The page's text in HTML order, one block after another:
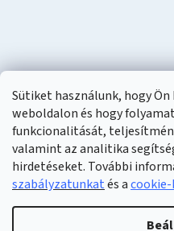
Sütiket használunk, hogy
weboldalon és hogy
funkcionalitását,
valamint az analitika
hirdetéseket. További
szabályzatunkatés a